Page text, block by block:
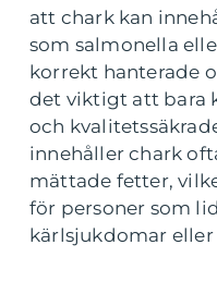
att chark kan
som salmonella
korrekt hanterade
det viktigt att bara
och
innehåller chark
mättade fetter,
för personer som
kärlsjukdomar